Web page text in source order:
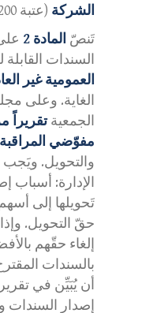
الشركة (عتبة 200%).
تَنصّ المادة 2
السندات القابلة
العمومية غير
الغاية. وعلى
الجمعيةتقريراً
مفوّضي المراقبة
والتحويل.
الإدارة: أسباب
تَحويلها إلى
حقّ التحويل.
إلغاء حقّهم
بالسندات
أن يُبَيِّن في
إصدار السندات